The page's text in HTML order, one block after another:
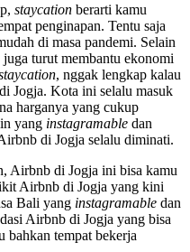
staycation berarti kamu
penginapan. Tentu saja
di masa pandemi. Selain
turut membantu ekonomi
, nggak lengkap kalau
Jogja. Kota ini selalu masuk
harganya yang cukup
yang instagramable dan
di Jogja selalu diminati.
Airbnb di Jogja ini bisa kamu
Airbnb di Jogja yang kini
Bali yang instagramable dan
Airbnb di Jogja yang bisa
bahkan tempat bekerja